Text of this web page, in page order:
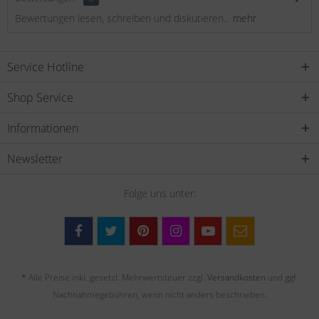
Bewertungen lesen, schreiben und diskutieren... mehr
Service Hotline
Shop Service
Informationen
Newsletter
Folge uns unter:
* Alle Preise inkl. gesetzl. Mehrwertsteuer zzgl. Versandkosten und ggf.
Nachnahmegebühren, wenn nicht anders beschrieben.